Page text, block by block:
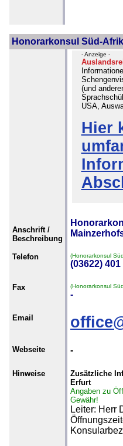
Honorarkonsul Süd-
- Anzeige -
(und
USA,
Hier
Anschrift /
Beschreibung
Telefon (Honorarkonsul
(03622) 401
Fax (Honorarkonsul
-
Email
Webseite -
Hinweise
Zusätzliche
Erfurt
Angaben zu
Gewähr!
Leiter: Herr